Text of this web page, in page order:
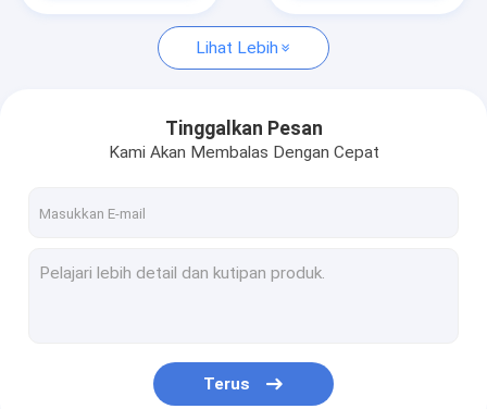
Motor Diarahkan DC Planetary
Motor Diarahkan DC yang Disikat
Motor Diarahkan DC Tanpa Sikat
N20 DC Gear Motor
Lihat Lebih
Tinggalkan Pesan
Kami Akan Membalas Dengan Cepat
Terus